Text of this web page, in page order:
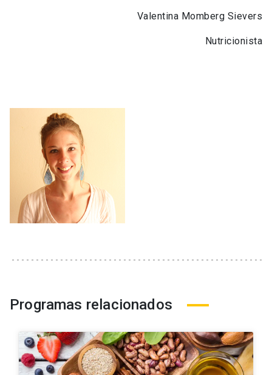
Valentina Momberg Sievers
Nutricionista
Programas relacionados